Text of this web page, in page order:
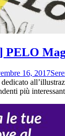
16, 2017
dedicato
più